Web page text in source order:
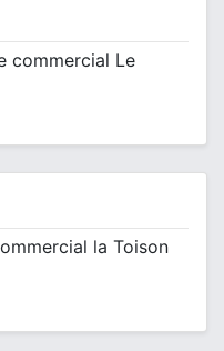
commercial Le
la Toison